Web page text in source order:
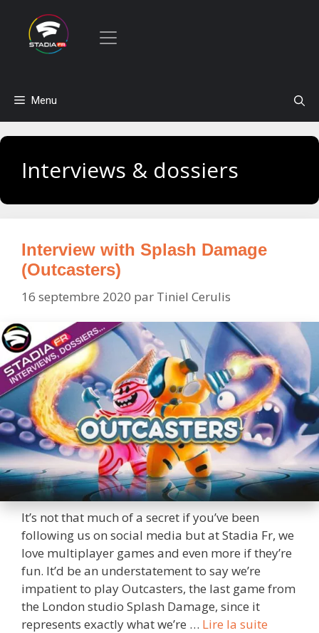
contenu
Menu
Interviews & dossiers
Interview with Splash Damage
(Outcasters)
16 septembre 2020 par Tiniel Cerulis
It’s not that much of a secret if you’ve been
following us on social media but at Stadia Fr, we
love multiplayer games and even more if they’re
fun. It’d be an understatement to say we’re
impatient to play Outcasters, the last game from
the London studio Splash Damage, since it
represents exactly what we’re … Lire la suite